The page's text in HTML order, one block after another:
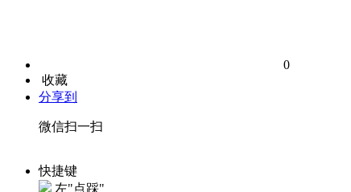
0
收藏
分享到
微信扫一扫
快捷键
左"点踩"